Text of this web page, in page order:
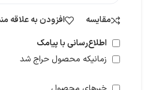
مقایسه افزودن به علاقه
اطلاع‌رسانی با پیامک
زمانیکه محصول حراج شد